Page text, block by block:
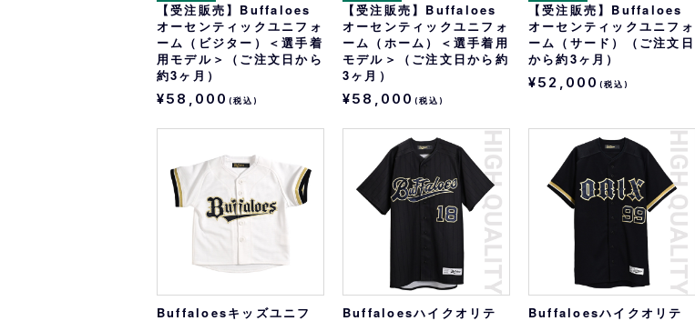
【受注販売】Buffaloes
オーセンティックユニフォ
ーム（ビジター）＜選手着
用モデル＞（ご注文日から
約3ヶ月）
¥58,000 (税込)
【受注販売】Buffaloes
オーセンティックユニフォ
ーム（ホーム）＜選手着用
モデル＞（ご注文日から約
3ヶ月）
¥58,000 (税込)
【受注販売】Buffaloes
オーセンティックユニフォ
ーム（サード）（ご注文日
から約3ヶ月）
¥52,000 (税込)
Buffaloesキッズユニフ
Buffaloesハイクオリテ
Buffaloesハイクオリテ